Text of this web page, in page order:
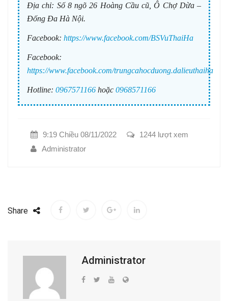
Địa chỉ: Số 8 ngõ 26 Hoàng Cầu cũ, Ô Chợ Dừa –
Đống Đa Hà Nội.
Facebook: https://www.facebook.com/BSVuThaiHa
Facebook:
https://www.facebook.com/trungcahocduong.dalieuthaiha
Hotline: 0967571166 hoặc 0968571166
9:19 Chiều 08/11/2022
1244 lượt xem
Administrator
Share
Administrator